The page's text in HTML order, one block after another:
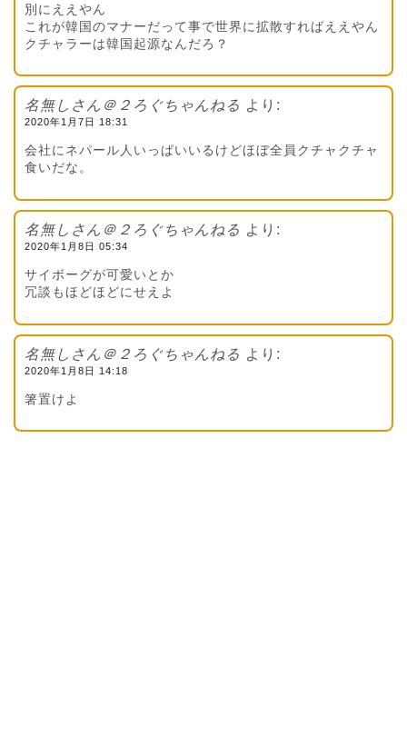
別にええやん
これが韓国のマナーだって事で世界に拡散すればええやん
クチャラーは韓国起源なんだろ？
名無しさん＠２ろぐちゃんねる より:
2020年1月7日 18:31
会社にネパール人いっぱいいるけどほぼ全員クチャクチャ
食いだな。
名無しさん＠２ろぐちゃんねる より:
2020年1月8日 05:34
サイボーグが可愛いとか
冗談もほどほどにせえよ
名無しさん＠２ろぐちゃんねる より:
2020年1月8日 14:18
箸置けよ